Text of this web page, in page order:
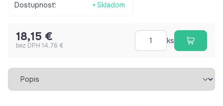
Dostupnosť:
Skladom
18,15 €
bez DPH 14,76 €
ks
Vybrať záložku